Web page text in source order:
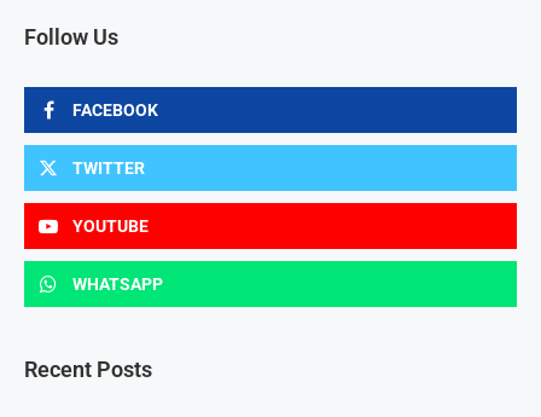
Follow Us
FACEBOOK
TWITTER
YOUTUBE
WHATSAPP
Recent Posts